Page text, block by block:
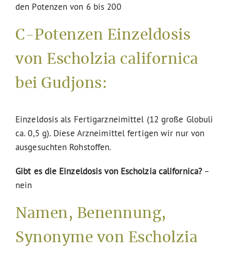
den Potenzen von 6 bis 200
C-Potenzen Einzeldosis
von Escholzia californica
bei Gudjons:
Einzeldosis als Fertigarzneimittel (12 große Globuli
ca. 0,5 g). Diese Arzneimittel fertigen wir nur von
ausgesuchten Rohstoffen.
Gibt es die Einzeldosis von Escholzia californica?–
nein
Namen, Benennung,
Synonyme von Escholzia